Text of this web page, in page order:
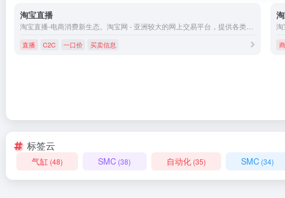
淘宝直播
直播 C2C 一口价 买卖信息
标签云
气缸 (48) SMC (38) 自动化(35) SMC (34)